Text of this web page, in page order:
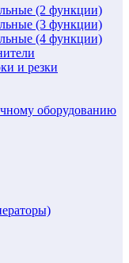
(2 функции)
(3 функции)
(4 функции)
и резки
оборудованию